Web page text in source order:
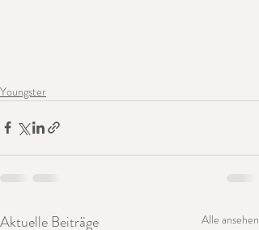
Youngster
Aktuelle Beiträge Alle ansehen